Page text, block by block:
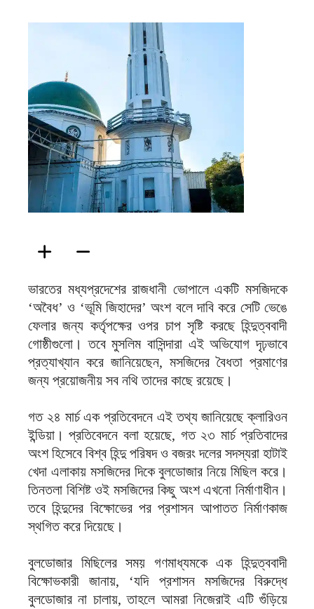
ভারতের মধ্যপ্রদেশের রাজধানী ভোপালে একটি মসজিদকে
‘অবৈধ’ ও ‘ভূমি জিহাদের’ অংশ বলে দাবি করে সেটি ভেঙে
ফেলার জন্য কর্তৃপক্ষের ওপর চাপ সৃষ্টি করছে হিন্দুত্ববাদী
গোষ্ঠীগুলো। তবে মুসলিম বাসিন্দারা এই অভিযোগ দৃঢ়ভাবে
প্রত্যাখ্যান করে জানিয়েছেন, মসজিদের বৈধতা প্রমাণের
জন্য প্রয়োজনীয় সব নথি তাদের কাছে রয়েছে।
গত ২৪ মার্চ এক প্রতিবেদনে এই তথ্য জানিয়েছে ক্লারিওন
ইন্ডিয়া। প্রতিবেদনে বলা হয়েছে, গত ২৩ মার্চ প্রতিবাদের
অংশ হিসেবে বিশ্ব হিন্দু পরিষদ ও বজরং দলের সদস্যরা হাটাই
খেদা এলাকায় মসজিদের দিকে বুলডোজার নিয়ে মিছিল করে।
তিনতলা বিশিষ্ট ওই মসজিদের কিছু অংশ এখনো নির্মাণাধীন।
তবে হিন্দুদের বিক্ষোভের পর প্রশাসন আপাতত নির্মাণকাজ
স্থগিত করে দিয়েছে।
বুলডোজার মিছিলের সময় গণমাধ্যমকে এক হিন্দুত্ববাদী
বিক্ষোভকারী জানায়, ‘যদি প্রশাসন মসজিদের বিরুদ্ধে
বুলডোজার না চালায়, তাহলে আমরা নিজেরাই এটি গুঁড়িয়ে